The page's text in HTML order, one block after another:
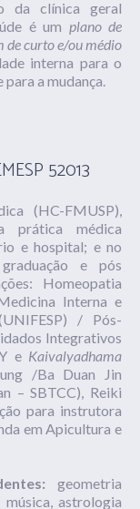
da clínica geral
é um plano de
de curto e/ou médio
interna para o
a mudança.
52013
(HC-FMUSP),
prática médica
e hospital; e no
e pós
Homeopatia
Interna e
/ Pós-
Integrativos
e Kaivalyadhama
/Ba Duan Jin
– SBTCC), Reiki
para instrutora
em Apicultura e
geometria
música, astrologia